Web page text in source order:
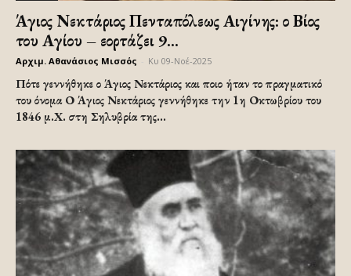
Άγιος Νεκτάριος Πενταπόλεως Αιγίνης: ο Βίος
του Αγίου – εορτάζει 9...
Αρχιμ. Αθανάσιος Μισσός Κυ 09-Νοέ-2025
Πότε γεννήθηκε ο Άγιος Νεκτάριος και ποιο ήταν το πραγματικό
του όνομα Ο Άγιος Νεκτάριος γεννήθηκε την 1η Οκτωβρίου του
1846 μ.Χ. στη Σηλυβρία της...